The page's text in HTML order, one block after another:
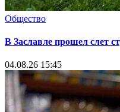
Общество
В Заславле прошел слет
04.08.26 15:45